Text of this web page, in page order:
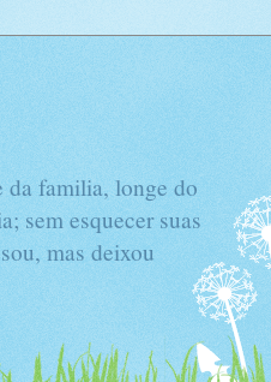
da familia, longe do
sem esquecer suas
mas deixou